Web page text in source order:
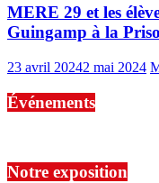
MERE 29 et les
Guingamp à la
23 avril 20242 mai 2024
Événements
Notre exposition